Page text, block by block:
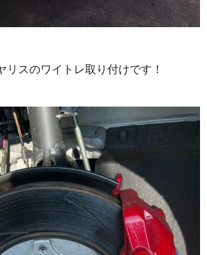
リスのワイトレ取り付けです！